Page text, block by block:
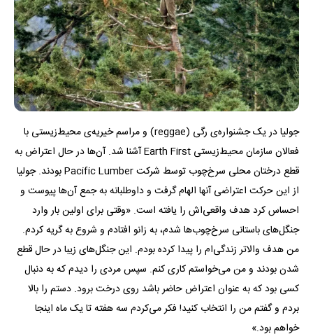
جولیا در یک جشنواره‌ی رگی (reggae) و مراسم خیریه‌ی محیط‌زیستی با
فعالان سازمان محیط‌زیستی Earth First آشنا شد. آن‌ها در حال اعتراض به
قطع درختان محلی سرخ‌چوب توسط شرکت Pacific Lumber بودند. جولیا
از این حرکت اعتراضی آنها الهام گرفت و داوطلبانه به جمع آن‌ها پیوست و
احساس کرد هدف واقعی‌اش را یافته است. «وقتی برای اولین بار وارد
جنگل‌های باستانی سرخ‌چوب‌ها شدم، به زانو افتادم و شروع به گریه کردم.
من هدف والاتر زندگی‌ام را پیدا کرده بودم. این جنگل‌های زیبا در حال قطع
شدن بودند و من می‌خواستم کاری کنم. سپس مردی را دیدم که به دنبال
کسی بود که به عنوان اعتراض حاضر باشد روی درخت برود. دستم را بالا
بردم و گفتم من را انتخاب کنید! فکر می‌کردم سه هفته تا یک ماه اینجا
خواهم بود.»